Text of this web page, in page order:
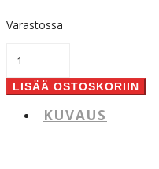
Varastossa
LED,
Kirkas,
4W,
LISÄÄ OSTOSKORIIN
KUVAUS